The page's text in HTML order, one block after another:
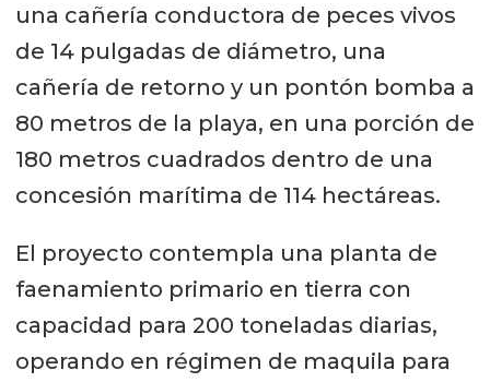
una cañería conductora de peces vivos
de 14 pulgadas de diámetro, una
cañería de retorno y un pontón bomba a
80 metros de la playa, en una porción de
180 metros cuadrados dentro de una
concesión marítima de 114 hectáreas.
El proyecto contempla una planta de
faenamiento primario en tierra con
capacidad para 200 toneladas diarias,
operando en régimen de maquila para